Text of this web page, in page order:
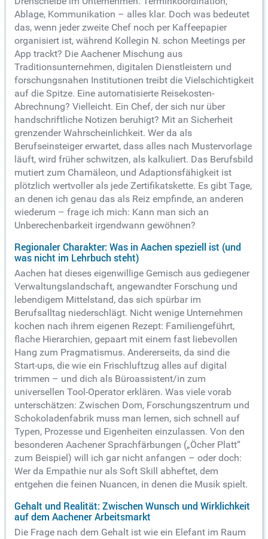
Ablage, Kommunikation – alles klar. Doch was bedeutet
das, wenn jeder zweite Chef noch per Kaffeepapier
organisiert ist, während Kollegin N. schon Meetings per
App trackt? Die Aachener Mischung aus
Traditionsunternehmen, digitalen Dienstleistern und
forschungsnahen Institutionen treibt die Vielschichtigkeit
auf die Spitze. Eine automatisierte Reisekosten-
Abrechnung? Vielleicht. Ein Chef, der sich nur über
handschriftliche Notizen beruhigt? Mit an Sicherheit
grenzender Wahrscheinlichkeit. Wer da als
Berufseinsteiger erwartet, dass alles nach Mustervorlage
läuft, wird früher schwitzen, als kalkuliert. Das Berufsbild
mutiert zum Chamäleon, und Adaptionsfähigkeit ist
plötzlich wertvoller als jede Zertifikatskette. Es gibt Tage,
an denen ich genau das als Reiz empfinde, an anderen
wiederum – frage ich mich: Kann man sich an
Unberechenbarkeit irgendwann gewöhnen?
Regionaler Charakter: Was in Aachen speziell ist (und
was nicht im Lehrbuch steht)
Aachen hat dieses eigenwillige Gemisch aus gediegener
Verwaltungslandschaft, angewandter Forschung und
lebendigem Mittelstand, das sich spürbar im
Berufsalltag niederschlägt. Nicht wenige Unternehmen
kochen nach ihrem eigenen Rezept: Familiengeführt,
flache Hierarchien, gepaart mit einem fast liebevollen
Hang zum Pragmatismus. Andererseits, da sind die
Start-ups, die wie ein Frischluftzug alles auf digital
trimmen – und dich als Büroassistent/in zum
universellen Tool-Operator erklären. Was viele vorab
unterschätzen: Zwischen Dom, Forschungszentrum und
Schokoladenfabrik muss man lernen, sich schnell auf
Typen, Prozesse und Eigenheiten einzulassen. Von den
besonderen Aachener Sprachfärbungen („Öcher Platt“
zum Beispiel) will ich gar nicht anfangen – oder doch:
Wer da Empathie nur als Soft Skill abheftet, dem
entgehen die feinen Nuancen, in denen die Musik spielt.
Gehalt und Realität: Zwischen Wunsch und Wirklichkeit
auf dem Aachener Arbeitsmarkt
Die Frage nach dem Gehalt ist wie ein Elefant im Raum